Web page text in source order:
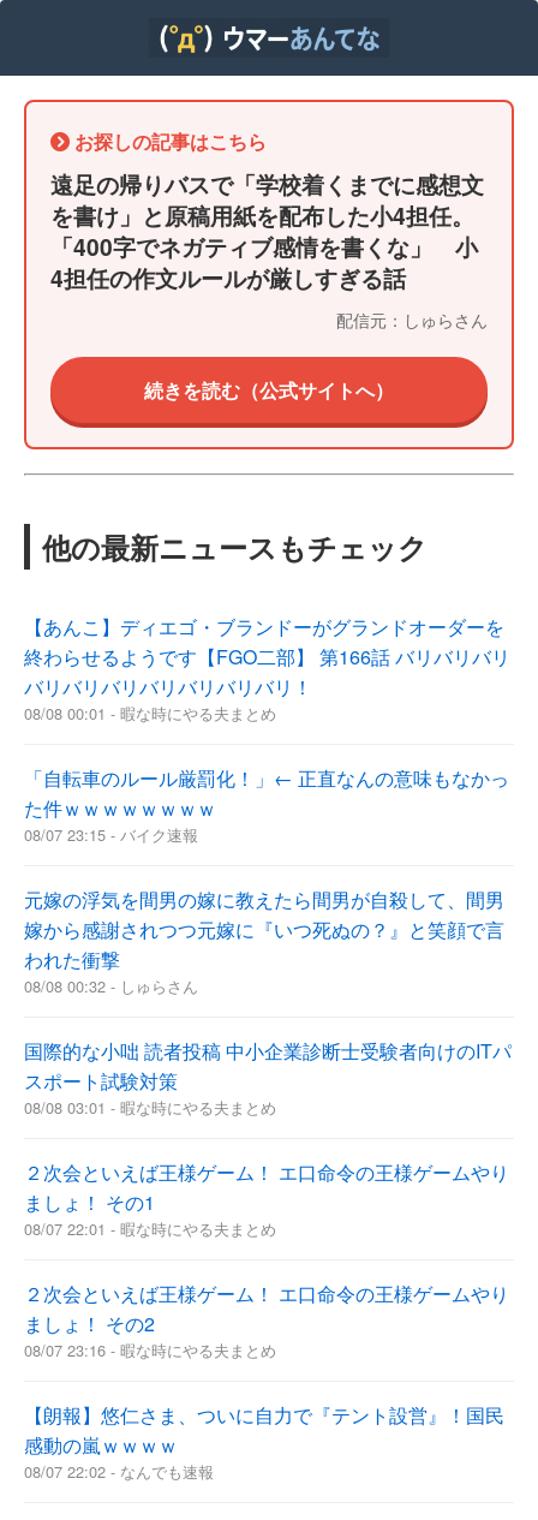
お探しの記事はこちら
遠足の帰りバスで「学校着くまでに感想文
を書け」と原稿用紙を配布した小4担任。
「400字でネガティブ感情を書くな」 小
4担任の作文ルールが厳しすぎる話
配信元：しゅらさん
続きを読む（公式サイトへ）
他の最新ニュースもチェック
【あんこ】ディエゴ・ブランドーがグランドオーダーを
終わらせるようです【FGO二部】 第166話 バリバリバリ
バリバリバリバリバリバリバリ！
08/08 00:01 - 暇な時にやる夫まとめ
「自転車のルール厳罰化！」← 正直なんの意味もなかっ
た件ｗｗｗｗｗｗｗｗ
08/07 23:15 - バイク速報
元嫁の浮気を間男の嫁に教えたら間男が自殺して、間男
嫁から感謝されつつ元嫁に『いつ死ぬの？』と笑顔で言
われた衝撃
08/08 00:32 - しゅらさん
国際的な小咄 読者投稿 中小企業診断士受験者向けのITパ
スポート試験対策
08/08 03:01 - 暇な時にやる夫まとめ
２次会といえば王様ゲーム！ エ口命令の王様ゲームやり
ましょ！ その1
08/07 22:01 - 暇な時にやる夫まとめ
２次会といえば王様ゲーム！ エ口命令の王様ゲームやり
ましょ！ その2
08/07 23:16 - 暇な時にやる夫まとめ
【朗報】悠仁さま、ついに自力で『テント設営』！国民
感動の嵐ｗｗｗｗ
08/07 22:02 - なんでも速報